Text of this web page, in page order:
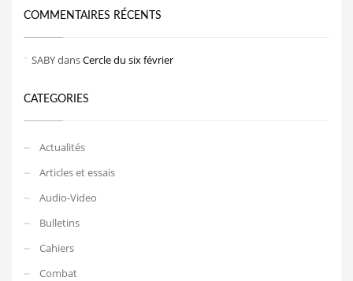
COMMENTAIRES RÉCENTS
SABYdansCercle du six février
CATEGORIES
Actualités
Articles et essais
Audio-Video
Bulletins
Cahiers
Combat